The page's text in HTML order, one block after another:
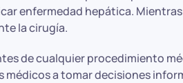
enfermedad hepática.
la cirugía.
de cualquier procedimiento
a tomar decisiones